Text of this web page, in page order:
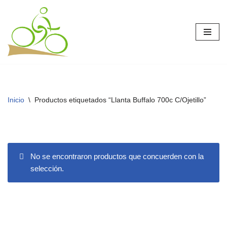
Saltar
al
contenido
Inicio \ Productos etiquetados “Llanta Buffalo 700c C/Ojetillo”
No se encontraron productos que concuerden con la
selección.